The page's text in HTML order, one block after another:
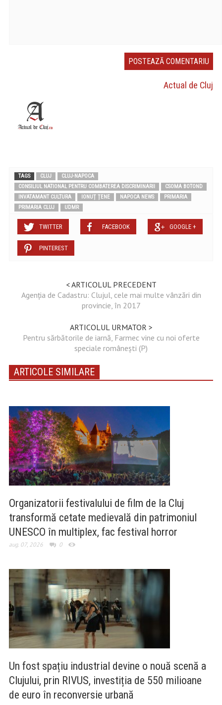
Actual de Cluj
TAGS CLUJ
CLUJ-NAPOCA
CONSILIUL NATIONAL PENTRU COMBATEREA DISCRIMINARII
CSOMA BOTOND
INVATAMANT CULTURA
IONUȚ ȚENE NAPOCA NEWS
PRIMARIA
PRIMARIA CLUJ
UDMR
TWITTER FACEBOOK GOOGLE +
PINTEREST
< ARTICOLUL PRECEDENT
Agenția de Cadastru: Clujul, cele mai multe vânzări din
provincie, în 2017
ARTICOLUL URMATOR >
Pentru sărbătorile de iarnă, Farmec vine cu noi oferte
speciale româneşti (P)
ARTICOLE SIMILARE
Organizatorii festivalului de film de la Cluj
transformă cetate medievală din patrimoniul
UNESCO în multiplex, fac festival horror
aug. 07, 2026 0
Un fost spațiu industrial devine o nouă scenă a
Clujului, prin RIVUS, investiția de 550 milioane
de euro în reconversie urbană